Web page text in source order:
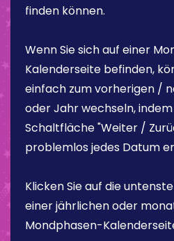
finden können.
Wenn Sie sich auf einer
Kalenderseite befinden,
einfach zum vorherigen /
oder Jahr wechseln, indem
Schaltfläche "Weiter /
problemlos jedes Datum
Klicken Sie auf die
einer jährlichen oder
Mondphasen-